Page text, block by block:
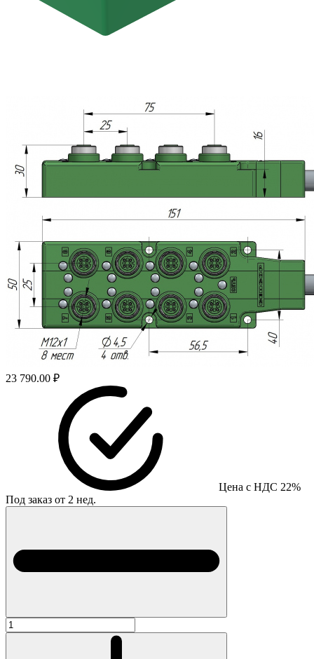
23 790.00 ₽
Цена с НДС 22%
Под заказ от 2 нед.